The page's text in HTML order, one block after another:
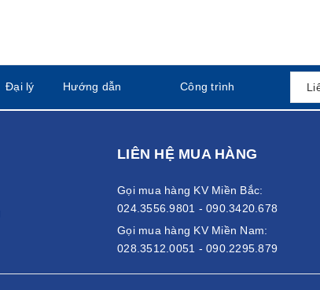
Đại lý Hướng dẫn Công trình
LIÊN HỆ MUA HÀNG
Gọi mua hàng KV Miền Bắc:
024.3556.9801 - 090.3420.678
Gọi mua hàng KV Miền Nam:
028.3512.0051 - 090.2295.879